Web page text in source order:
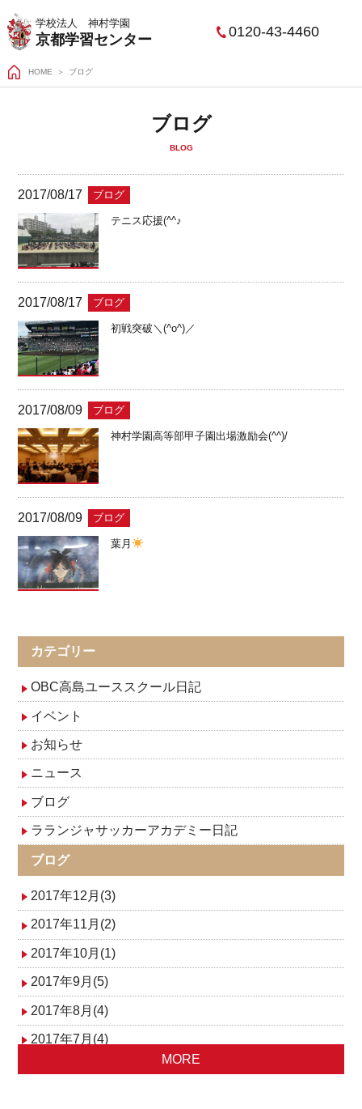
学校法人 神村学園
京都学習センター 0120-43-4460
HOME ブログ
ブログ
BLOG
2017/08/17 ブログ
テニス応援(^^♪
2017/08/17 ブログ
初戦突破＼(^o^)／
2017/08/09 ブログ
神村学園高等部甲子園出場激励会(^^)/
2017/08/09 ブログ
葉月
カテゴリー
OBC高島ユーススクール日記
イベント
お知らせ
ニュース
ブログ
ラランジャサッカーアカデミー日記
ブログ
2017年12月(3)
2017年11月(2)
2017年10月(1)
2017年9月(5)
2017年8月(4)
2017年7月(4)
MORE